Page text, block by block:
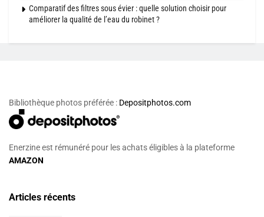
Comparatif des filtres sous évier : quelle solution choisir pour
améliorer la qualité de l’eau du robinet ?
Bibliothèque photos préférée : Depositphotos.com
Enerzine est rémunéré pour les achats éligibles à la plateforme
AMAZON
Articles récents